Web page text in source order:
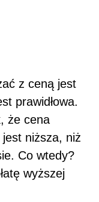
z ceną jest
prawidłowa.
że cena
niższa, niż
Co wtedy?
wyższej